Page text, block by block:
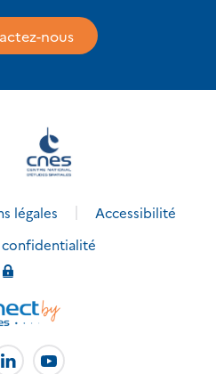
nous
légales
Accessibilité